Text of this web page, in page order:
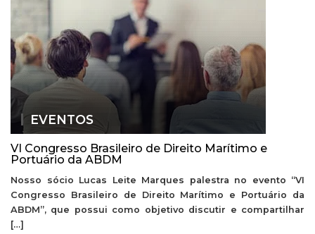
EVENTOS
VI Congresso Brasileiro de Direito Marítimo e
Portuário da ABDM
Nosso sócio Lucas Leite Marques palestra no evento “VI
Congresso Brasileiro de Direito Marítimo e Portuário da
ABDM”, que possui como objetivo discutir e compartilhar
[…]